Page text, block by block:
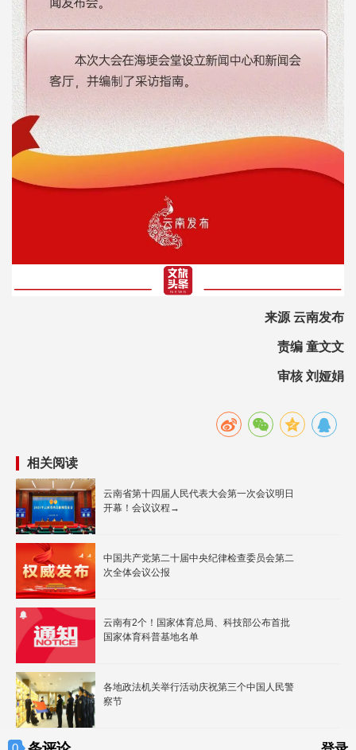
来源 云南发布
责编 童文文
审核 刘娅娟
相关阅读
云南省第十四届人民代表大会第一次会议明日
开幕！会议议程→
中国共产党第二十届中央纪律检查委员会第二
次全体会议公报
云南有2个！国家体育总局、科技部公布首批
国家体育科普基地名单
各地政法机关举行活动庆祝第三个中国人民警
察节